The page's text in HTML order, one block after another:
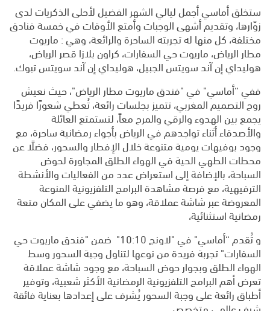
ستخلق أماسي أجمل ليالي الشهر الفضيل لأحلى الذكريات لدى
زوّارها، وتقديم أشهى الوجبات وأمتع الأوقات في خمسة فنادق
مختلفة، كل منها له تجربته الساحرة والرائعة، وهي : ماريوت
مطار الرياض، ماريوت حي السفارات، كراون بلازا قصر الرياض،
هوليداي إن آند سويتس الجبيل، هوليداي إن آند سويتس تبوك.
ففي “أماسي" في "فندق ماريوت مطار الرياض"، حيث نعيش
روح التصميم المغربي، تتميز بجلسات رائعة، تُعطي شعورًا فريدًا
يجمع بين الهدوء والرقي والمرح معاً، لتستمتع العائلة
والأصدقاء أثناء تواجدهم في الرياض بأجواء رمضانية ساحرة، مع
وجود بوفيهات يومية متنوعة خلال الإفطار والسحور، فضلًا عن
محطات الطهي الحية في الهواء الطلق المجاورة لحوض
السباحة، بالإضافة إلى استعراض عدد من الفعاليات والأنشطة
الترفيهية، مع فرصة مشاهدة البرامج التلفزيونية المنوعة
المعروضة عبر شاشة عملاقة، وهو ما يضفي على المكان متعة
رمضانية استثنائية،
و تُقدم “أماسي" في "لاونج 10:10" ضمن "فندق ماريوت حي
السفارات" تجربة فريدة من نوعها لتناول وجبة السحور وسط
الهواء الطلق وبجوار حوض السباحة، مع وجود شاشة عملاقة
تعرض أهم البرامج التلفزيونية الرمضانية الأكثر شعبية، وتوفير
أطباق رائعة على وجبة السحور يُشرف على إعدادها بعناية فائقة